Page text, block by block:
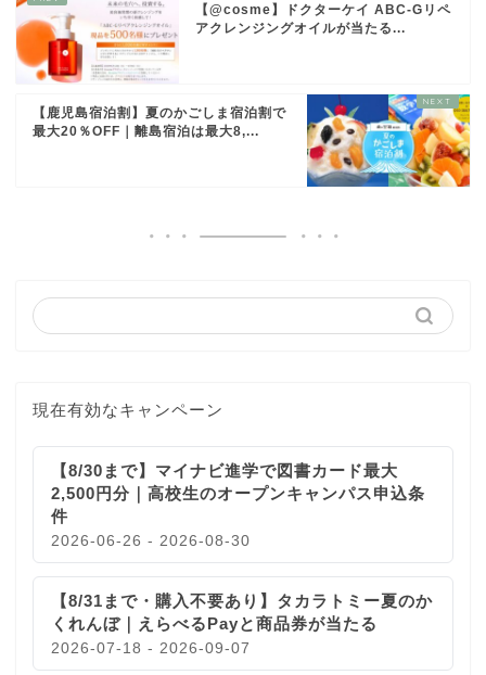
【@cosme】ドクターケイ ABC-Gリペ
アクレンジングオイルが当たる...
【鹿児島宿泊割】夏のかごしま宿泊割で
最大20％OFF｜離島宿泊は最大8,...
現在有効なキャンペーン
【8/30まで】マイナビ進学で図書カード最大
2,500円分｜高校生のオープンキャンパス申込条
件
2026-06-26 - 2026-08-30
【8/31まで・購入不要あり】タカラトミー夏のか
くれんぼ｜えらべるPayと商品券が当たる
2026-07-18 - 2026-09-07